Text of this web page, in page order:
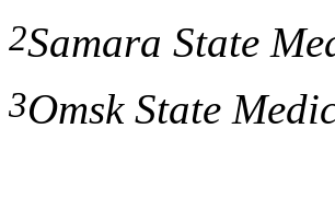
2Samara State
3Omsk State